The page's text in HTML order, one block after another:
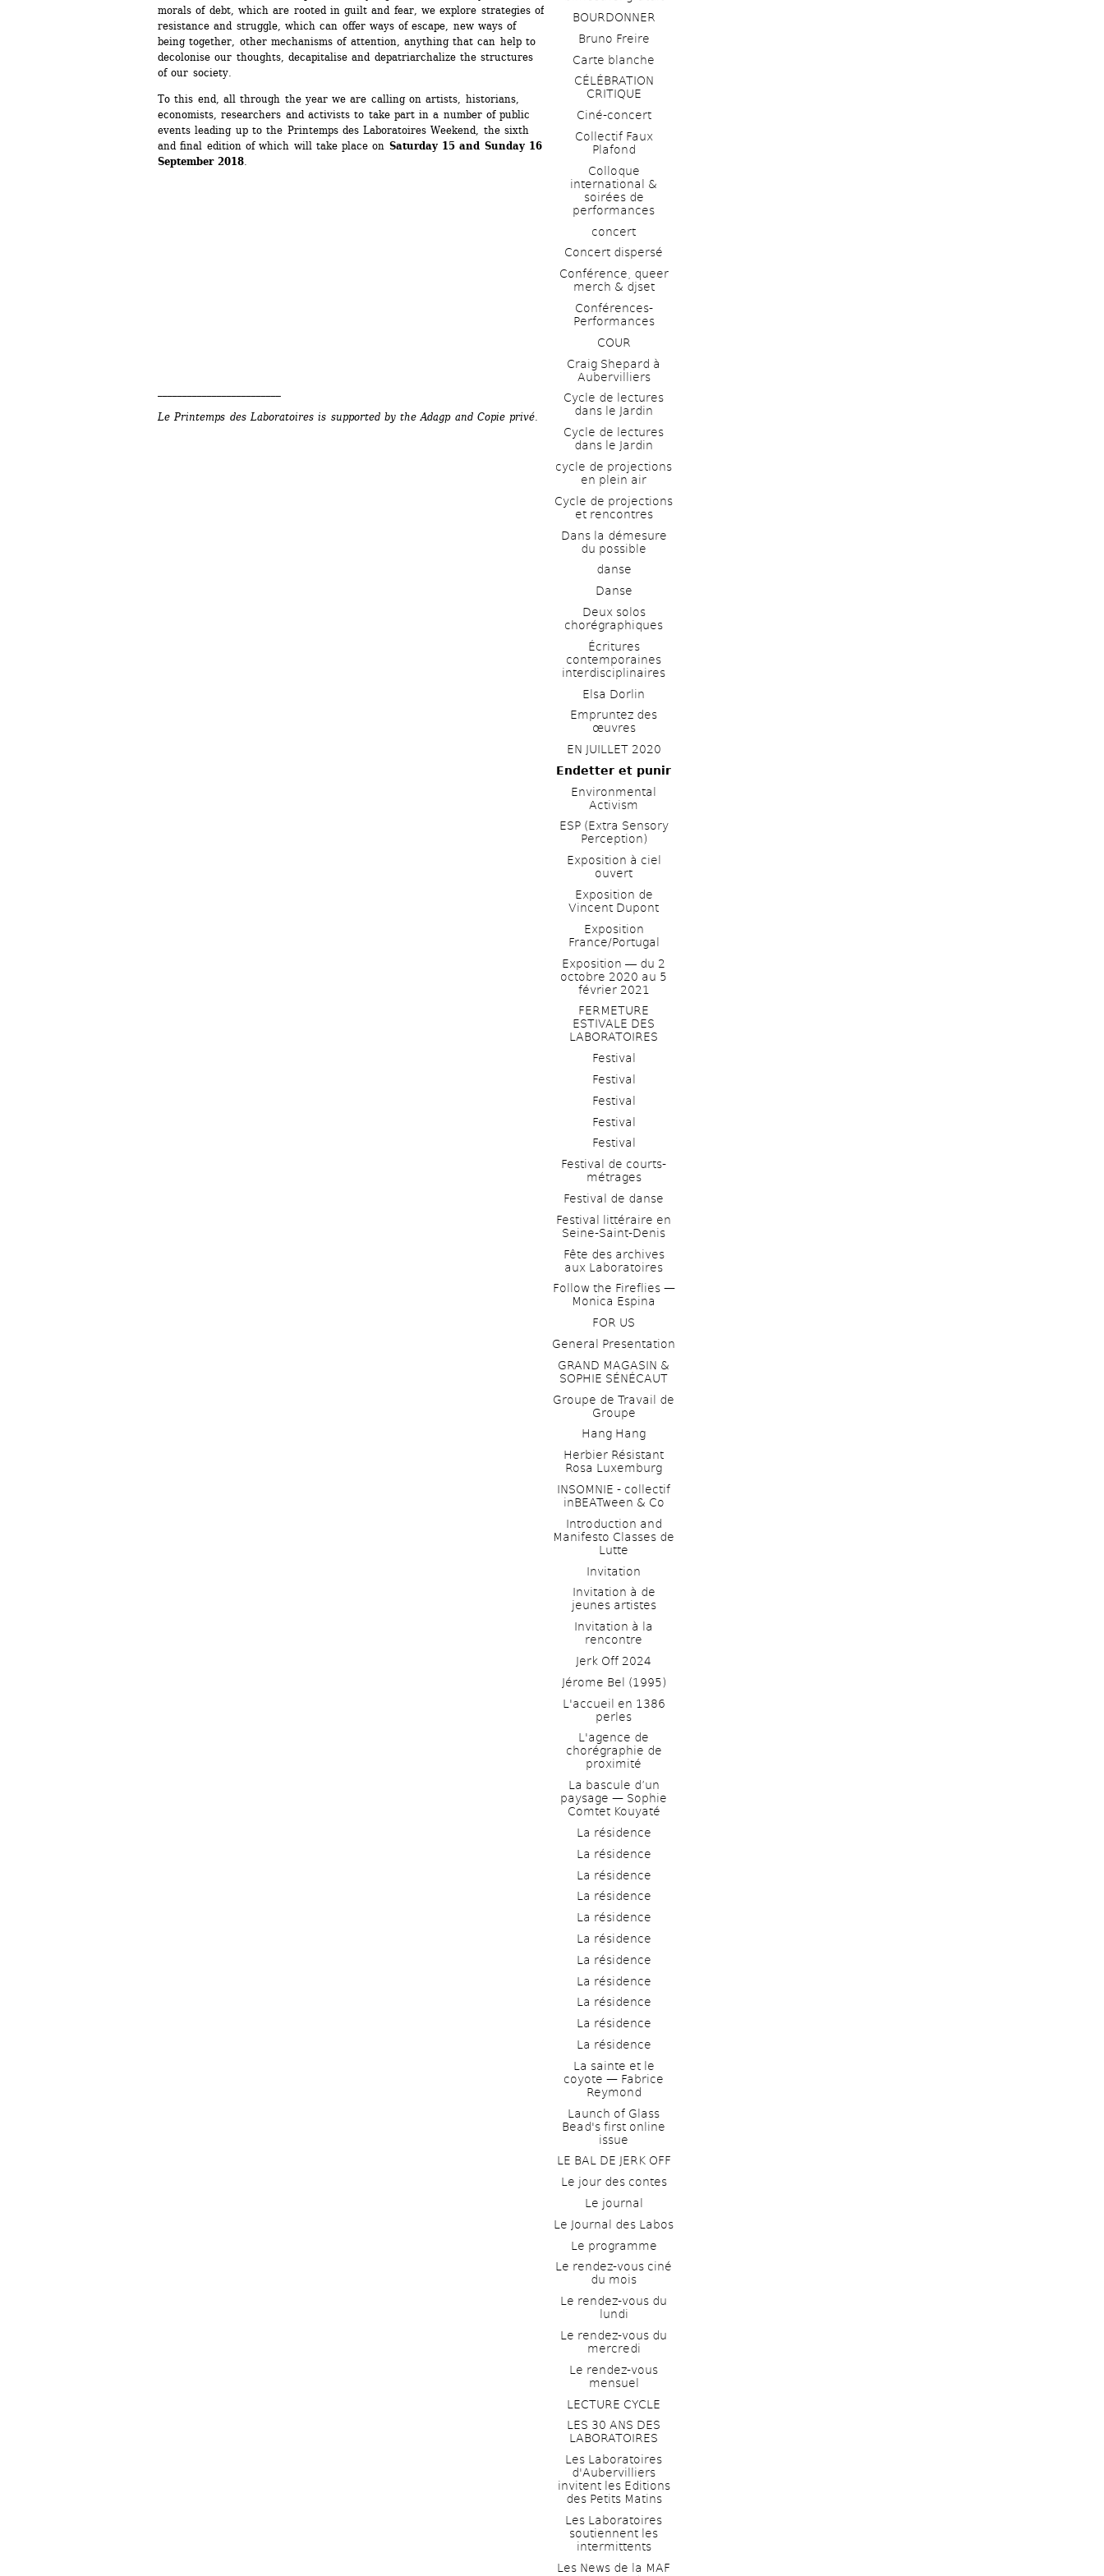
morals of debt, which are rooted in guilt and fear, we explore strategies of
resistance and struggle, which can offer ways of escape, new ways of
being together, other mechanisms of attention, anything that can help to
decolonise our thoughts, decapitalise and depatriarchalize the structures
of our society.
To this end, all through the year we are calling on artists, historians,
economists, researchers and activists to take part in a number of public
events leading up to the Printemps des Laboratoires Weekend, the sixth
and final edition of which will take place on Saturday 15 and Sunday 16
September 2018
Le Printemps des Laboratoires is supported by the Adagp and Copie privé.
BOURDONNER
Bruno Freire
Carte blanche
CÉLÉBRATION
CRITIQUE
Ciné-concert
Collectif Faux
Plafond
Colloque
international &
soirées de
performances
concert
Concert dispersé
Conférence, queer
merch & djset
Conférences-
Performances
COUR
Craig Shepard à
Aubervilliers
Cycle de lectures
dans le Jardin
Cycle de lectures
dans le Jardin
cycle de projections
en plein air
Cycle de projections
et rencontres
Dans la démesure
du possible
danse
Danse
Deux solos
chorégraphiques
Écritures
contemporaines
interdisciplinaires
Elsa Dorlin
Empruntez des
œuvres
EN JUILLET 2020
Endetter et punir
Environmental
Activism
ESP (Extra Sensory
Perception)
Exposition à ciel
ouvert
Exposition de
Vincent Dupont
Exposition
France/Portugal
Exposition ― du 2
octobre 2020 au 5
février 2021
FERMETURE
ESTIVALE DES
LABORATOIRES
Festival
Festival
Festival
Festival
Festival
Festival de courts-
métrages
Festival de danse
Festival littéraire en
Seine-Saint-Denis
Fête des archives
aux Laboratoires
Follow the Fireflies —
Monica Espina
FOR US
General Presentation
GRAND MAGASIN &
SOPHIE SÉNÉCAUT
Groupe de Travail de
Groupe
Hang Hang
Herbier Résistant
Rosa Luxemburg
INSOMNIE - collectif
inBEATween & Co
Introduction and
Manifesto Classes de
Lutte
Invitation
Invitation à de
jeunes artistes
Invitation à la
rencontre
Jerk Off 2024
Jérome Bel (1995)
L'accueil en 1386
perles
L'agence de
chorégraphie de
proximité
La bascule d’un
paysage — Sophie
Comtet Kouyaté
La résidence
La résidence
La résidence
La résidence
La résidence
La résidence
La résidence
La résidence
La résidence
La résidence
La résidence
La sainte et le
coyote — Fabrice
Reymond
Launch of Glass
Bead's first online
issue
LE BAL DE JERK OFF
Le jour des contes
Le journal
Le Journal des Labos
Le programme
Le rendez-vous ciné
du mois
Le rendez-vous du
lundi
Le rendez-vous du
mercredi
Le rendez-vous
mensuel
LECTURE CYCLE
LES 30 ANS DES
LABORATOIRES
Les Laboratoires
d'Aubervilliers
invitent les Editions
des Petits Matins
Les Laboratoires
soutiennent les
intermittents
Les News de la MAF